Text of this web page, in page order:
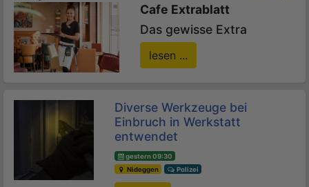
Cafe Extrablatt
Das gewisse Extra
lesen ...
Diverse Werkzeuge bei
Einbruch in Werkstatt
entwendet
gestern 09:30
Nideggen
Polizei